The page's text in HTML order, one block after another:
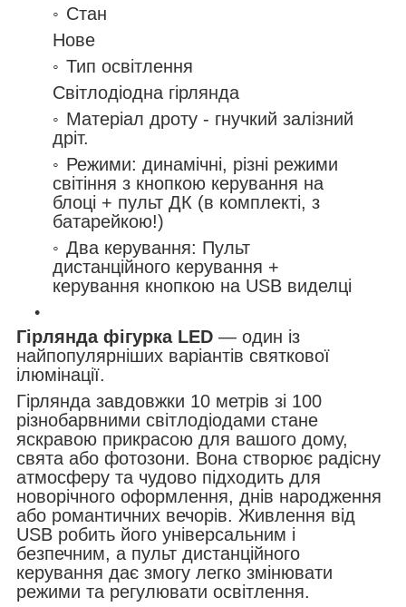
Стан
Нове
Тип освітлення
Світлодіодна гірлянда
Матеріал дроту - гнучкий залізний
дріт.
Режими: динамічні, різні режими
світіння з кнопкою керування на
блоці + пульт ДК (в комплекті, з
батарейкою!)
Два керування: Пульт
дистанційного керування +
керування кнопкою на USB виделці
Гірлянда фігурка LED — один із
найпопулярніших варіантів святкової
ілюмінації.
Гірлянда завдовжки 10 метрів зі 100
різнобарвними світлодіодами стане
яскравою прикрасою для вашого дому,
свята або фотозони. Вона створює радісну
атмосферу та чудово підходить для
новорічного оформлення, днів народження
або романтичних вечорів. Живлення від
USB робить його універсальним і
безпечним, а пульт дистанційного
керування дає змогу легко змінювати
режими та регулювати освітлення.